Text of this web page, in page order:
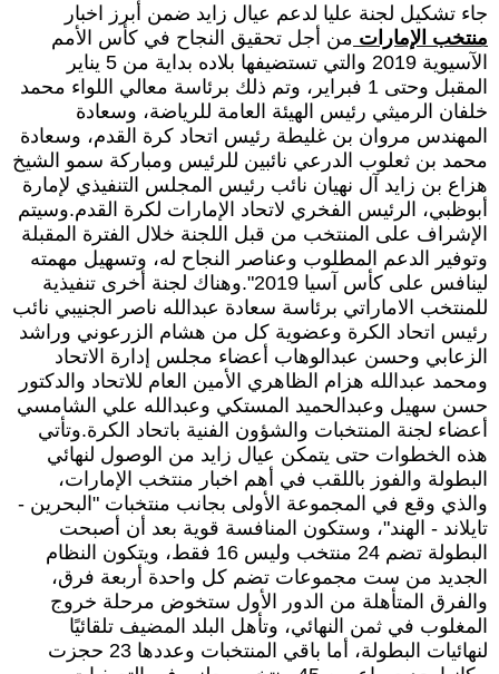
جاء تشكيل لجنة عليا لدعم عيال زايد ضمن أبرز اخبار
منتخب الإمارات من أجل تحقيق النجاح في كأس الأمم
الآسيوية 2019 والتي تستضيفها بلاده بداية من 5 يناير
المقبل وحتى 1 فبراير، وتم ذلك برئاسة معالي اللواء محمد
خلفان الرميثي رئيس الهيئة العامة للرياضة، وسعادة
المهندس مروان بن غليطة رئيس اتحاد كرة القدم، وسعادة
محمد بن ثعلوب الدرعي نائبين للرئيس ومباركة سمو الشيخ
هزاع بن زايد آل نهيان نائب رئيس المجلس التنفيذي لإمارة
أبوظبي، الرئيس الفخري لاتحاد الإمارات لكرة القدم.وسيتم
الإشراف على المنتخب من قبل اللجنة خلال الفترة المقبلة
وتوفير الدعم المطلوب وعناصر النجاح له، وتسهيل مهمته
لينافس على كأس آسيا 2019".وهناك لجنة أخرى تنفيذية
للمنتخب الاماراتي برئاسة سعادة عبدالله ناصر الجنيبي نائب
رئيس اتحاد الكرة وعضوية كل من هشام الزرعوني وراشد
الزعابي وحسن عبدالوهاب أعضاء مجلس إدارة الاتحاد
ومحمد عبدالله هزام الظاهري الأمين العام للاتحاد والدكتور
حسن سهيل وعبدالحميد المستكي وعبدالله علي الشامسي
أعضاء لجنة المنتخبات والشؤون الفنية باتحاد الكرة.وتأتي
هذه الخطوات حتى يتمكن عيال زايد من الوصول لنهائي
البطولة والفوز باللقب في أهم اخبار منتخب الإمارات،
والذي وقع في المجموعة الأولى بجانب منتخبات "البحرين -
تايلاند - الهند"، وستكون المنافسة قوية بعد أن أصبحت
البطولة تضم 24 منتخب وليس 16 فقط، ويتكون النظام
الجديد من ست مجموعات تضم كل واحدة أربعة فرق،
والفرق المتأهلة من الدور الأول ستخوض مرحلة خروج
المغلوب في ثمن النهائي، وتأهل البلد المضيف تلقائيًا
لنهائيات البطولة، أما باقي المنتخبات وعددها 23 حجزت